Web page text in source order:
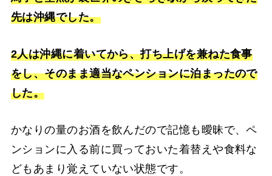
先は沖縄でした。
2人は沖縄に着いてから、打ち上げを兼ねた食事
をし、そのまま適当なペンションに泊まったので
した。
かなりの量のお酒を飲んだので記憶も曖昧で、ペ
ンションに入る前に買っておいた着替えや食料な
どもあまり覚えていない状態です。